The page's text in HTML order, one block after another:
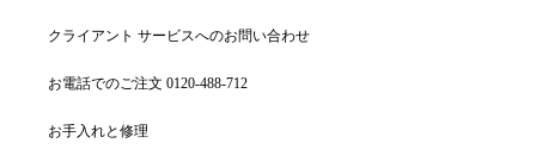
クライアント サービスへのお問い合わせ
お電話でのご注文 0120-488-712
お手入れと修理